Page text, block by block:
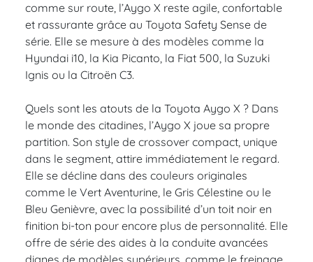
comme sur route, l’Aygo X reste agile, confortable
et rassurante grâce au Toyota Safety Sense de
série. Elle se mesure à des modèles comme la
Hyundai i10, la Kia Picanto, la Fiat 500, la Suzuki
Ignis ou la Citroën C3.
Quels sont les atouts de la Toyota Aygo X ? Dans
le monde des citadines, l’Aygo X joue sa propre
partition. Son style de crossover compact, unique
dans le segment, attire immédiatement le regard.
Elle se décline dans des couleurs originales
comme le Vert Aventurine, le Gris Célestine ou le
Bleu Genièvre, avec la possibilité d’un toit noir en
finition bi-ton pour encore plus de personnalité. Elle
offre de série des aides à la conduite avancées